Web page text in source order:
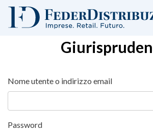
Nome utente o indirizzo email
Password